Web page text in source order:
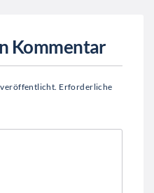
Kommentar
Erforderliche